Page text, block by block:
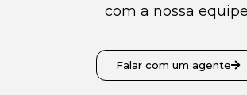
com a nossa
Falar com um agente